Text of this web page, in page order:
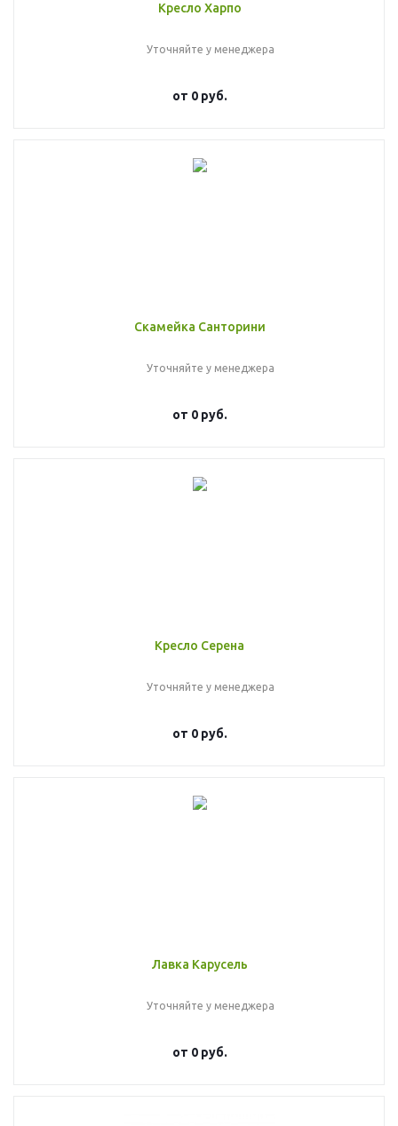
Кресло Харпо
Уточняйте у менеджера
от 0 руб.
Скамейка Санторини
Уточняйте у менеджера
от 0 руб.
Кресло Серена
Уточняйте у менеджера
от 0 руб.
Лавка Карусель
Уточняйте у менеджера
от 0 руб.